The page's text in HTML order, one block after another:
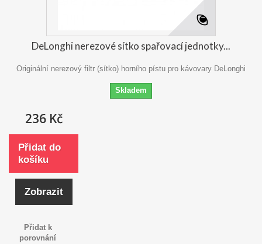
DeLonghi nerezové sítko spařovací jednotky...
Originální nerezový filtr (sítko) horního pístu pro kávovary DeLonghi
Skladem
236 Kč
Přidat do
košíku
Zobrazit
Přidat k
porovnání